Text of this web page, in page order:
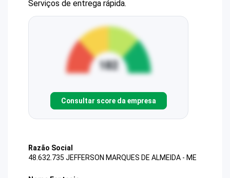
Serviços de entrega rápida.
Consultar score da empresa
Razão Social
48.632.735 JEFFERSON MARQUES DE ALMEIDA - ME